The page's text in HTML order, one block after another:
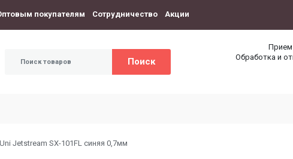
покупателям Сотрудничество Акции
Поиск
Прием
Обработка и
Jetstream SX-101FL синяя 0,7мм